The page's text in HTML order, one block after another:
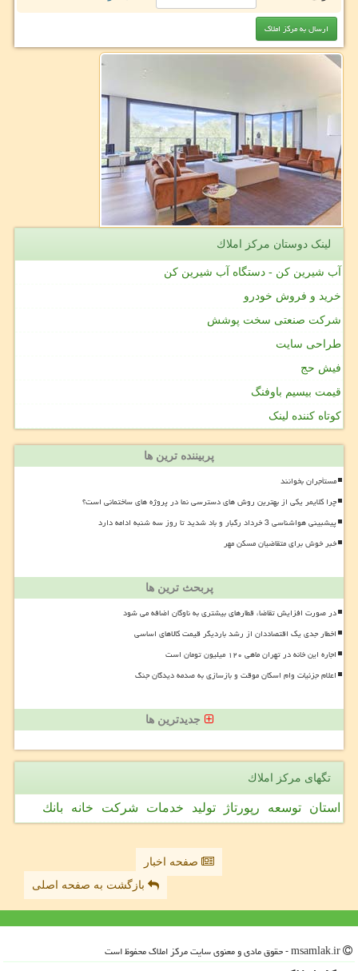
لینک دوستان مركز املاك
آب شیرین کن - دستگاه آب شیرین کن
خرید و فروش خودرو
شرکت صنعتی سخت پوشش
طراحی سایت
فیش حج
قیمت بیسیم باوفنگ
کوتاه کننده لینک
پربیننده ترین ها
مستأجران بخوانند
چرا کلایمر یکی از بهترین روش های دسترسی نما در پروژه های ساختمانی است؟
پیشبینی هواشناسی 3 خرداد رگبار و باد شدید تا روز سه شنبه ادامه دارد
خبر خوش برای متقاضیان مسکن مهر
پربحث ترین ها
در صورت افزایش تقاضا، قطارهای بیشتری به ناوگان اضافه می شود
اخطار جدی یک اقتصاددان از رشد باردیگر قیمت کالاهای اساسی
اجاره این خانه در تهران ماهی ۱۲۰ میلیون تومان است
اعلام جزئیات وام اسکان موقت و بازسازی به صدمه دیدگان جنگ
جدیدترین ها
تگهای مركز املاك
استان توسعه رپورتاژ تولید خدمات شركت خانه بانك
صفحه اخبار
بازگشت به صفحه اصلی